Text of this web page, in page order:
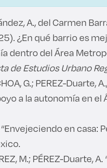
A., del Carmen
¿En qué barrio es
dentro del Área
de Estudios Urbano
G.; PEREZ-
a la autonomía en el
“Envejeciendo en
M.; PÉREZ-Duarte,